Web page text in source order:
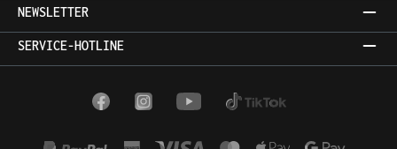
NEWSLETTER
SERVICE-HOTLINE